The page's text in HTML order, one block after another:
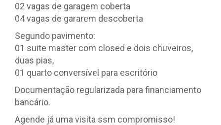
02 vagas de garagem coberta
04 vagas de gararem descoberta
Segundo pavimento:
01 suite master com closed e dois chuveiros,
duas pias,
01 quarto conversível para escritório
Documentação regularizada para financiamento
bancário.
Agende já uma visita ssm compromisso!